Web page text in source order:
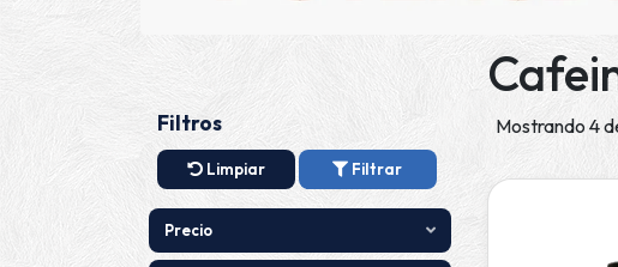
Filtros
Limpiar Filtrar
Precio
Mostrando 4